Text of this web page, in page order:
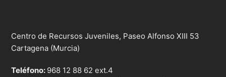
Centro de Recursos Juveniles, Paseo Alfonso XIII 53
Cartagena (Murcia)
Teléfono: 968 12 88 62 ext.4